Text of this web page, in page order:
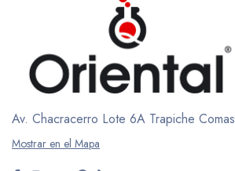
Av. Chacracerro Lote 6A Trapiche Comas
Mostrar en el Mapa